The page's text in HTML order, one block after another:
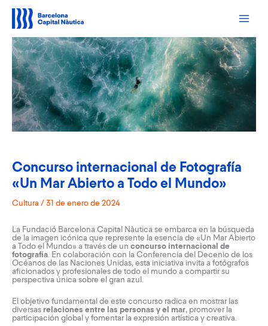
contenido
Concurso internacional de Fotografía
«Un Mar Abierto a Todo el Mundo»
Cultura / 31 de enero de 2024
La Fundació Barcelona Capital Nàutica se embarca en la búsqueda
de la imagen icónica que represente la esencia de «Un Mar Abierto
a Todo el Mundo» a través de un concurso internacional de
fotografía. En colaboración con la Conferencia del Decenio de los
Océanos de las Naciones Unidas, esta iniciativa invita a fotógrafos
aficionados y profesionales de todo el mundo a compartir su
perspectiva única sobre el gran azul.
El objetivo fundamental de este concurso radica en mostrar las
diversas relaciones entre las personas y el mar, promover la
participación global y fomentar la expresión artística y creativa.